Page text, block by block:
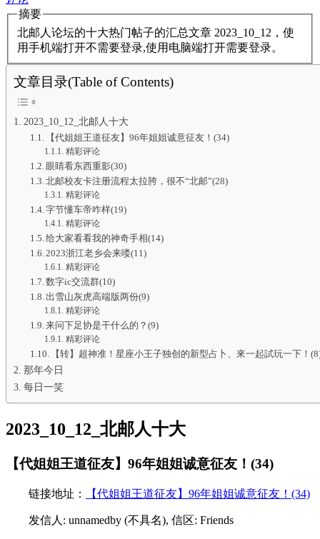
摘要
北邮人论坛的十大热门帖子的汇总文章 2023_10_12，使
用手机端打开不需要登录,使用电脑端打开需要登录。
文章目录(Table of Contents)
2023_10_12_北邮人十大
【代姐姐王道征友】96年姐姐诚意征友！(34)
精彩评论
眼睛看东西重影(30)
北邮校友卡注册流程太拉胯，很不“北邮”(28)
精彩评论
字节懂车帝咋样(19)
精彩评论
给大家看看我的神奇手相(14)
2023浙江老乡会来喽(11)
精彩评论
数字ic交流群(10)
出雪山灰虎高端版两份(9)
精彩评论
来问下足协是干什么的？(9)
精彩评论
【转】超神准！星座小王子独创的新型占卜、來一起試玩一下！
那年今日
每日一笑
2023_10_12_北邮人十大
【代姐姐王道征友】96年姐姐诚意征友！(34)
链接地址： 【代姐姐王道征友】96年姐姐诚意征友！(34)
发信人: unnamedby (不具名), 信区: Friends